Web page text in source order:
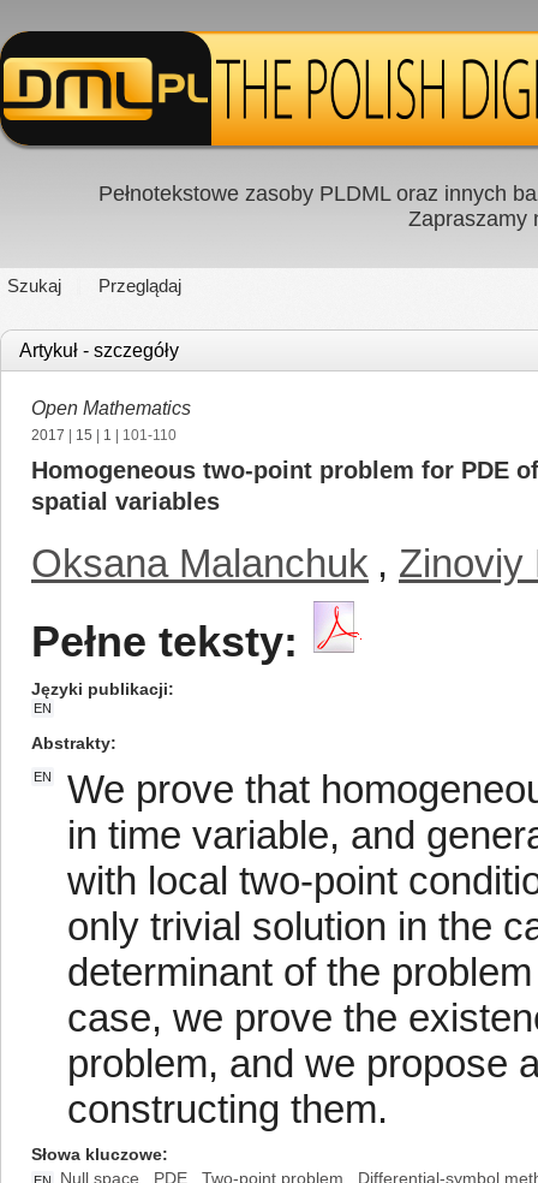
Pełnotekstowe zasoby PLDML oraz innych
Zapraszamy
Szukaj Przeglądaj
Artykuł - szczegóły
Open Mathematics
2017 15 1 | 101-110
Homogeneous two-point problem for PDE
spatial variables
Oksana Malanchuk , Zinoviy
Pełne teksty:
Języki publikacji
EN
Abstrakty
EN
We prove that
in time variable, and
with local two-point
only trivial solution in the
determinant of the
case, we prove the
problem, and we propose
constructing them.
Słowa kluczowe
Null space PDE Two-point problem
Differential-symbol